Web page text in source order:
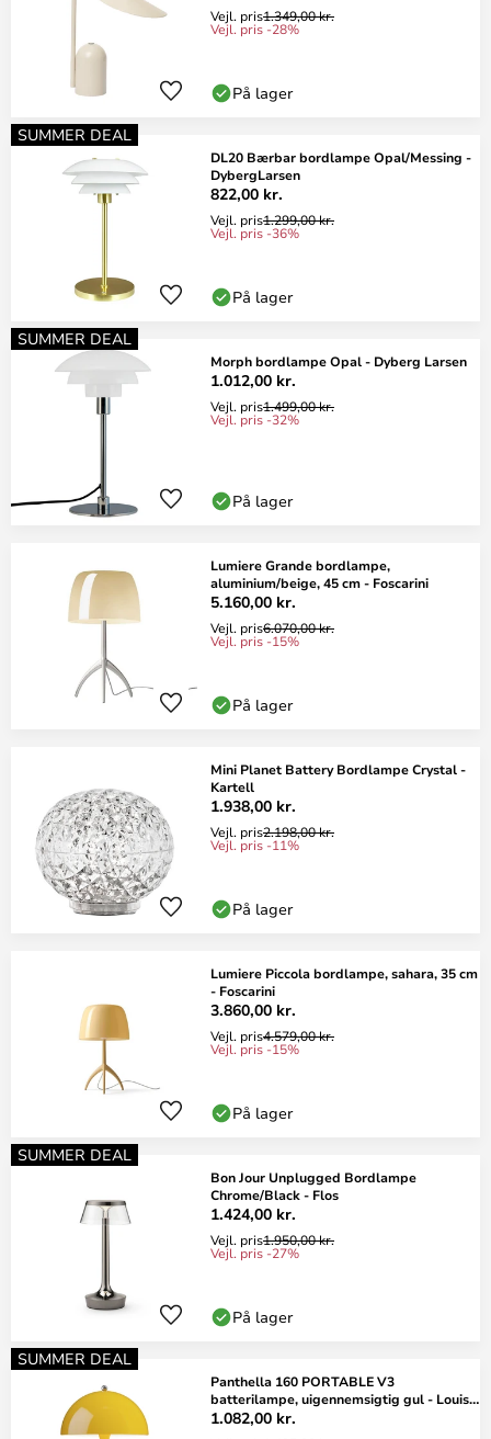
Vejl. pris1.349,00 kr.
Vejl. pris -28%
På lager
SUMMER DEAL
DL20 Bærbar bordlampe Opal/Messing -
DybergLarsen
822,00 kr.
Vejl. pris1.299,00 kr.
Vejl. pris -36%
På lager
SUMMER DEAL
Morph bordlampe Opal - Dyberg Larsen
1.012,00 kr.
Vejl. pris1.499,00 kr.
Vejl. pris -32%
På lager
Lumiere Grande bordlampe,
aluminium/beige, 45 cm - Foscarini
5.160,00 kr.
Vejl. pris6.070,00 kr.
Vejl. pris -15%
På lager
Mini Planet Battery Bordlampe Crystal -
Kartell
1.938,00 kr.
Vejl. pris2.198,00 kr.
Vejl. pris -11%
På lager
Lumiere Piccola bordlampe, sahara, 35 cm
- Foscarini
3.860,00 kr.
Vejl. pris4.579,00 kr.
Vejl. pris -15%
På lager
SUMMER DEAL
Bon Jour Unplugged Bordlampe
Chrome/Black - Flos
1.424,00 kr.
Vejl. pris1.950,00 kr.
Vejl. pris -27%
På lager
SUMMER DEAL
Panthella 160 PORTABLE V3
batterilampe, uigennemsigtig gul - Louis
Poulsen
1.082,00 kr.